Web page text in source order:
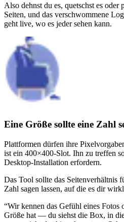
Also dehnst du es, quetschst es oder
Seiten, und das verschwommene
geht live, wo es jeder sehen kann.
Eine Größe sollte eine Zahl
Plattformen dürfen ihre
ist ein 400×400-Slot. Ihn zu treffen
Desktop-Installation erfordern.
Das Tool sollte das Seitenverhältnis
Zahl sagen lassen, auf die es dir
“Wir kennen das Gefühl eines Fotos
Größe hat — du siehst die Box, in